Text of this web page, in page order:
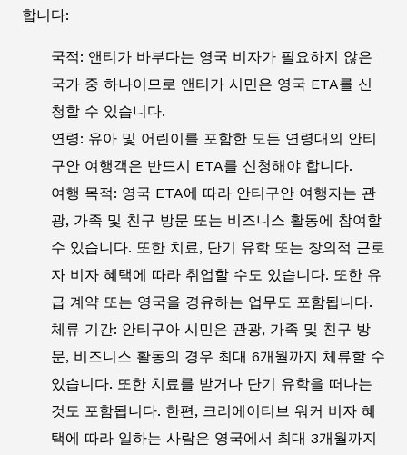
합니다:
국적: 앤티가 바부다는 영국 비자가 필요하지 않은
국가 중 하나이므로 앤티가 시민은 영국 ETA를 신
청할 수 있습니다.
연령: 유아 및 어린이를 포함한 모든 연령대의 안티
구안 여행객은 반드시 ETA를 신청해야 합니다.
여행 목적: 영국 ETA에 따라 안티구안 여행자는 관
광, 가족 및 친구 방문 또는 비즈니스 활동에 참여할
수 있습니다. 또한 치료, 단기 유학 또는 창의적 근로
자 비자 혜택에 따라 취업할 수도 있습니다. 또한 유
급 계약 또는 영국을 경유하는 업무도 포함됩니다.
체류 기간: 안티구아 시민은 관광, 가족 및 친구 방
문, 비즈니스 활동의 경우 최대 6개월까지 체류할 수
있습니다. 또한 치료를 받거나 단기 유학을 떠나는
것도 포함됩니다. 한편, 크리에이티브 워커 비자 혜
택에 따라 일하는 사람은 영국에서 최대 3개월까지